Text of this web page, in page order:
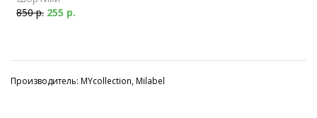
850 р. 255 р.
Производитель: MYcollection, Milabel